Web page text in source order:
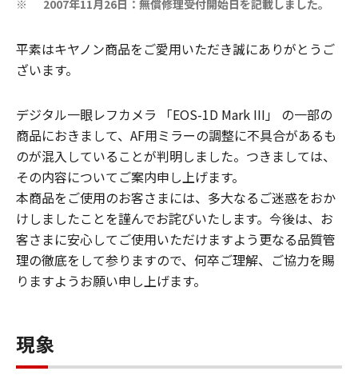
※ 2007年11月26日：無償修理受付開始日を記載しました。
平素はキヤノン商品をご愛用いただき誠にありがとうご
ざいます。
デジタル一眼レフカメラ 「EOS-1D Mark III」 の一部の
商品におきまして、AF用ミラーの調整に不具合があるも
のが混入していることが判明しました。つきましては、
その内容についてご案内申し上げます。
本商品をご使用のお客さまには、多大なるご迷惑をおか
けしましたことを謹んでお詫びいたします。今後は、お
客さまに安心してご使用いただけますよう更なる品質管
理の徹底をして参りますので、何卒ご理解、ご協力を賜
りますようお願い申し上げます。
現象